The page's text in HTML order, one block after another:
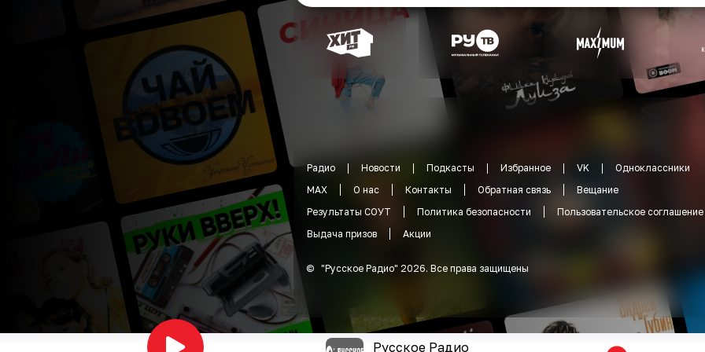
Радио Новости Подкасты Избранное VK
Одноклассники
MAX
О нас Контакты Обратная связь
Вещание
Результаты СОУТ
Политика безопасности
Пользовательское соглашение
Выдача призов
Акции
© "Русское Радио" 2026. Все права защищены
Русское Радио